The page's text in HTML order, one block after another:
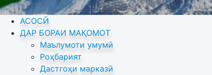
АСОСӢ
ДАР БОРАИ МАҚОМОТ
Маълумоти умумӣ
Роҳбарият
Дастгоҳи марказӣ